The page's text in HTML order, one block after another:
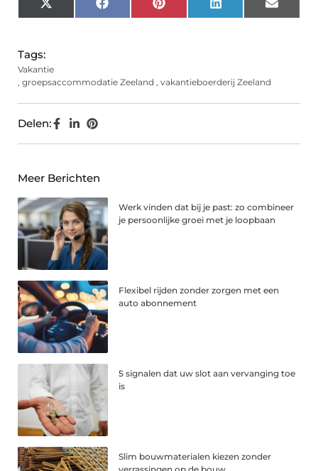
X
(Twitter)
FacebookPinterest LinkedIn Email
Tags:
Vakantie
, groepsaccommodatie Zeeland , vakantieboerderij Zeeland
Delen:
Meer Berichten
Werk vinden dat bij je past: zo combineer
je persoonlijke groei met je loopbaan
Flexibel rijden zonder zorgen met een
auto abonnement
5 signalen dat uw slot aan vervanging toe
is
Slim bouwmaterialen kiezen zonder